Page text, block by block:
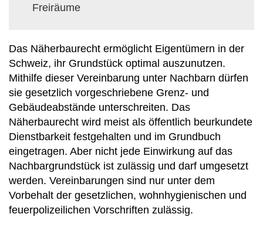
Freiräume
Das Näherbaurecht ermöglicht Eigentümern in der
Schweiz, ihr Grundstück optimal auszunutzen.
Mithilfe dieser Vereinbarung unter Nachbarn dürfen
sie gesetzlich vorgeschriebene Grenz- und
Gebäudeabstände unterschreiten. Das
Näherbaurecht wird meist als öffentlich beurkundete
Dienstbarkeit festgehalten und im Grundbuch
eingetragen. Aber nicht jede Einwirkung auf das
Nachbargrundstück ist zulässig und darf umgesetzt
werden. Vereinbarungen sind nur unter dem
Vorbehalt der gesetzlichen, wohnhygienischen und
feuerpolizeilichen Vorschriften zulässig.